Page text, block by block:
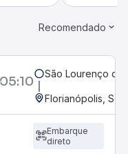
Recomendado
05:10 São Lourenço do
Florianópolis, SC
Embarque
direto